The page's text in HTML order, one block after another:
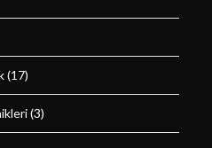
(17)
(3)